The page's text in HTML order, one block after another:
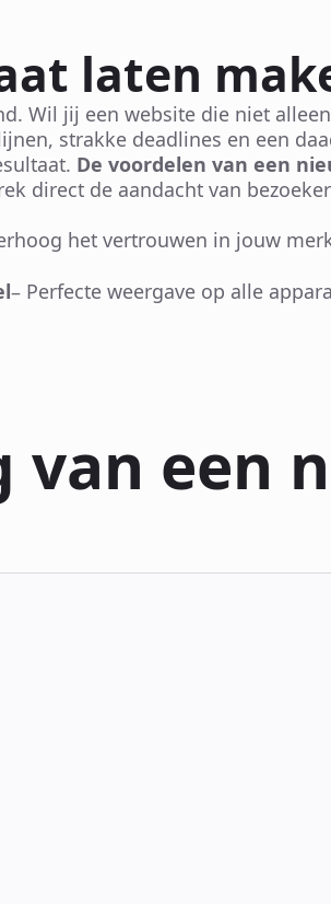
laten
Wil jij een website die niet
strakke deadlines en een
De voordelen van een
direct de aandacht van
het vertrouwen in jouw
– Perfecte weergave op alle
van een